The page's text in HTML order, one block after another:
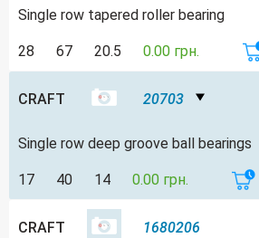
Single row tapered roller bearing
28 67 20.5 0.00 грн.
CRAFT 20703
Single row deep groove ball bearings
17 40 14 0.00 грн.
CRAFT 1680206